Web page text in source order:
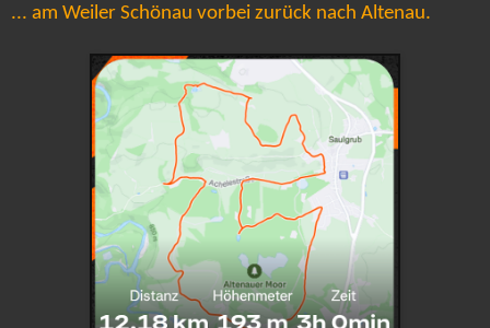
... am Weiler Schönau vorbei zurück nach Altenau.